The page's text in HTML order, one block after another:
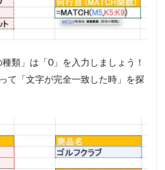
類」は「0」を入力しましょう！
て「文字が完全一致した時」を探